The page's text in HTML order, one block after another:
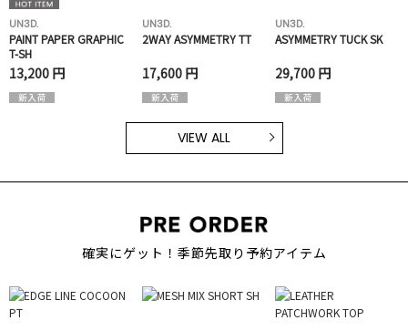
UN3D.
PAINT PAPER GRAPHIC
T-SH
13,200 円
UN3D.
2WAY ASYMMETRY TT
17,600 円
UN3D.
ASYMMETRY TUCK SK
29,700 円
VIEW ALL
確実にゲット！季節先取り予約アイテム